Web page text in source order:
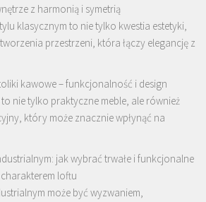
z harmonią i symetrią
klasycznym to nie tylko kwestia estetyki,
przestrzeni, która łączy elegancję z
kawowe – funkcjonalność i design
nie tylko praktyczne meble, ale również
który może znacznie wpłynąć na
jak wybrać trwałe i funkcjonalne
loftu
może być wyzwaniem,